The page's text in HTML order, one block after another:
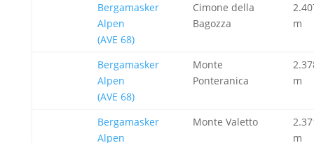
Bergamasker
Alpen
(AVE 68)
Cimone della
Bagozza
m
Bergamasker
Alpen
(AVE 68)
Monte
Ponteranica
m
Bergamasker
Alpen
Monte Valetto
m